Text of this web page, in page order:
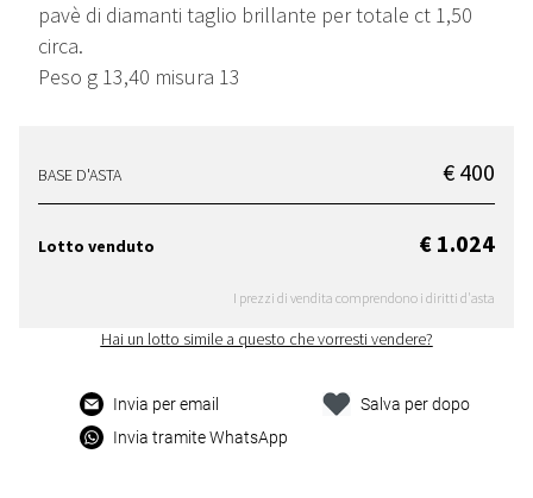
pavè di diamanti taglio brillante per totale ct 1,50
circa.
Peso g 13,40 misura 13
BASE D'ASTA € 400
Lotto venduto € 1.024
I prezzi di vendita comprendono i diritti d'asta
Hai un lotto simile a questo che vorresti vendere?
Invia per email
Invia tramite WhatsApp
Salva per dopo